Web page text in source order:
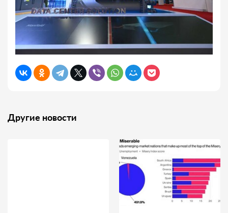
Другие новости